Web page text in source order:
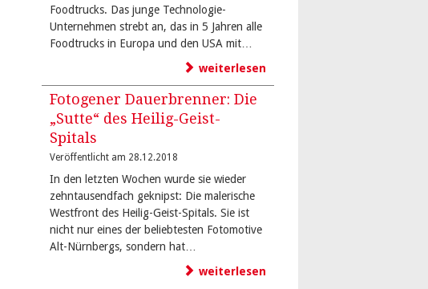
Foodtrucks. Das junge Technologie-
Unternehmen strebt an, das in 5 Jahren alle
Foodtrucks in Europa und den USA mit…
weiterlesen
Fotogener Dauerbrenner: Die
„Sutte“ des Heilig-Geist-
Spitals
Veröffentlicht am 28.12.2018
In den letzten Wochen wurde sie wieder
zehntausendfach geknipst: Die malerische
Westfront des Heilig-Geist-Spitals. Sie ist
nicht nur eines der beliebtesten Fotomotive
Alt-Nürnbergs, sondern hat…
weiterlesen